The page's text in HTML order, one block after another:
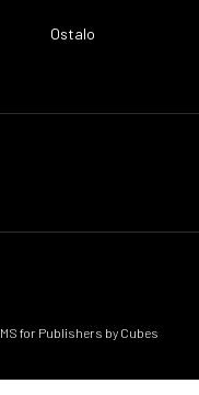
Ostalo
for Publishers by Cubes